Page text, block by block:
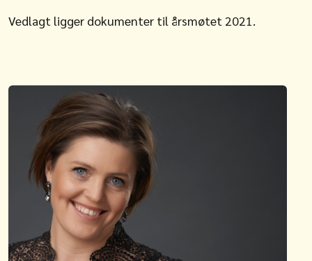
Vedlagt ligger dokumenter til årsmøtet 2021.